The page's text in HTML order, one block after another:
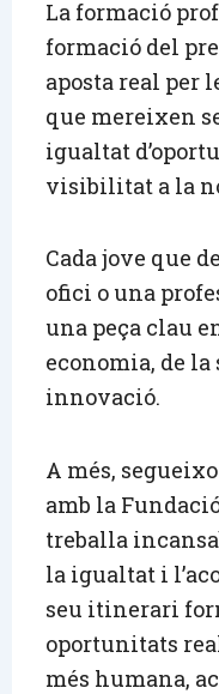
La formació
formació del
aposta real per
que mereixen
igualtat
visibilitat a la
Cada jove que
ofici o una
una peça clau
economia, de
innovació.
A més,
amb la
treballa
la igualtat i
seu itinerari
oportunitats
més humana,